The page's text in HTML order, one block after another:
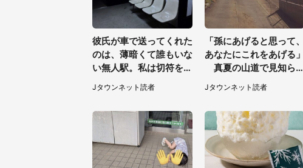
彼氏が車で送ってくれた
のは、薄暗くて誰もいな
い無人駅。私は切符を買
おうとしたけれど（山形
県・20代女性）
Jタウンネット読者
「孫にあげると思って、
あなたにこれをあげる」
真夏の山道で見知らぬ
お婆さんに握らされたも
の（山口県・30代女
Jタウンネット読者